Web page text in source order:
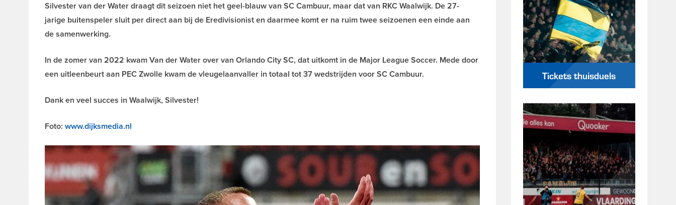
Silvester van der Water draagt dit seizoen niet het geel-blauw van SC Cambuur, maar dat van RKC Waalwijk. De 27-
jarige buitenspeler sluit per direct aan bij de Eredivisionist en daarmee komt er na ruim twee seizoenen een einde aan
de samenwerking.
In de zomer van 2022 kwam Van der Water over van Orlando City SC, dat uitkomt in de Major League Soccer. Mede door
een uitleenbeurt aan PEC Zwolle kwam de vleugelaanvaller in totaal tot 37 wedstrijden voor SC Cambuur.
Dank en veel succes in Waalwijk, Silvester!
Foto: www.dijksmedia.nl
Tickets thuisduels